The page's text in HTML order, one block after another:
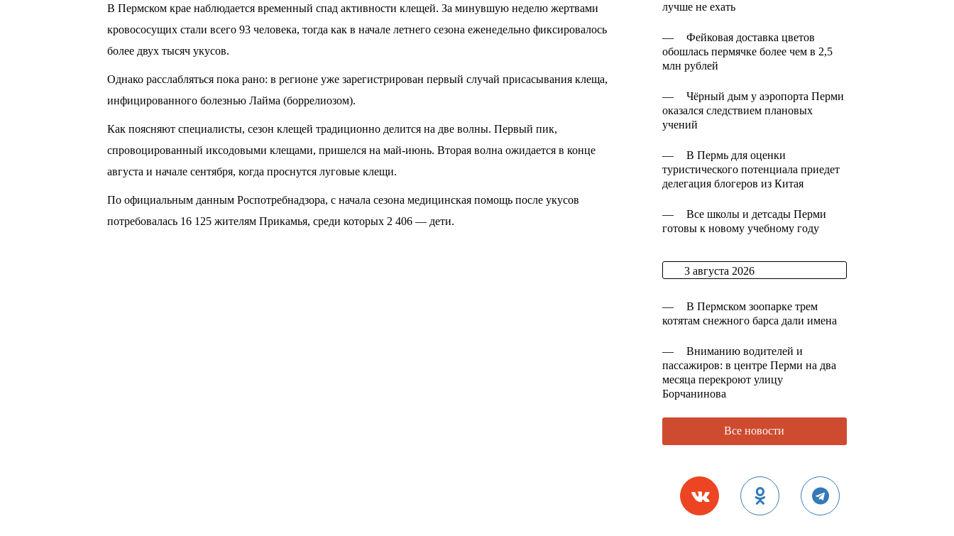
В Пермском крае наблюдается временный спад активности клещей. За минувшую неделю жертвами
кровососущих стали всего 93 человека, тогда как в начале летнего сезона еженедельно фиксировалось
более двух тысяч укусов.
Однако расслабляться пока рано: в регионе уже зарегистрирован первый случай присасывания клеща,
инфицированного болезнью Лайма (боррелиозом).
Как поясняют специалисты, сезон клещей традиционно делится на две волны. Первый пик,
спровоцированный иксодовыми клещами, пришелся на май-июнь. Вторая волна ожидается в конце
августа и начале сентября, когда проснутся луговые клещи.
По официальным данным Роспотребнадзора, с начала сезона медицинская помощь после укусов
потребовалась 16 125 жителям Прикамья, среди которых 2 406 — дети.
лучше не ехать
—
Фейковая доставка цветов
обошлась пермячке более чем в 2,5
млн рублей
—
Чёрный дым у аэропорта Перми
оказался следствием плановых
учений
—
В Пермь для оценки
туристического потенциала приедет
делегация блогеров из Китая
—
Все школы и детсады Перми
готовы к новому учебному году
3 августа 2026
—
В Пермском зоопарке трем
котятам снежного барса дали имена
—
Вниманию водителей и
пассажиров: в центре Перми на два
месяца перекроют улицу
Борчанинова
Все новости